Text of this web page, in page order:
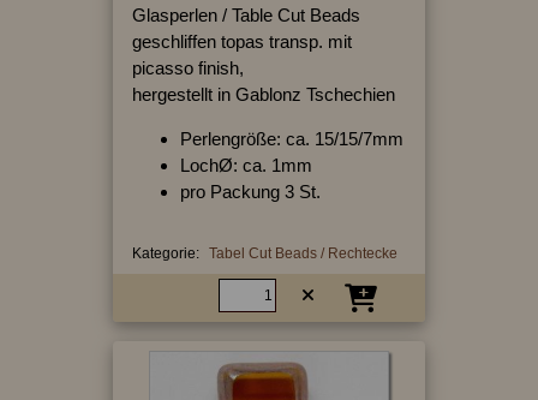
Glasperlen / Table Cut Beads
geschliffen topas transp. mit
picasso finish,
hergestellt in Gablonz Tschechien
Perlengröße: ca. 15/15/7mm
LochØ: ca. 1mm
pro Packung 3 St.
Kategorie: Tabel Cut Beads / Rechtecke